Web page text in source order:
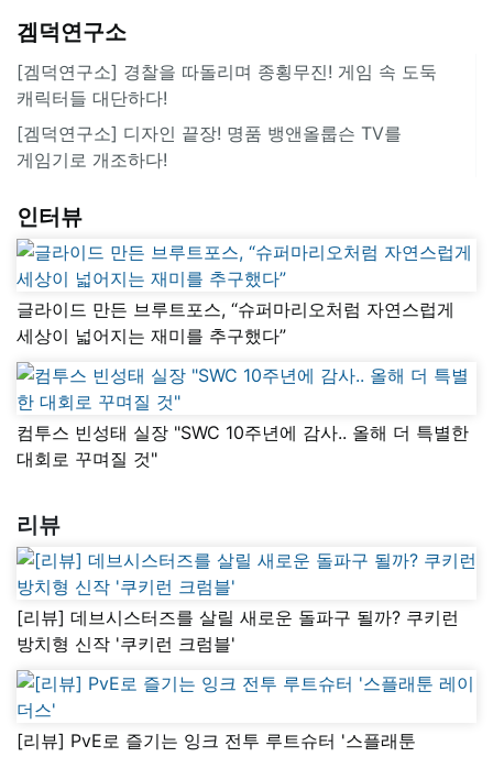
겜덕연구소
[겜덕연구소] 경찰을 따돌리며 종횡무진! 게임 속 도둑
캐릭터들 대단하다!
[겜덕연구소] 디자인 끝장! 명품 뱅앤올룹슨 TV를
게임기로 개조하다!
인터뷰
글라이드 만든 브루트포스, “슈퍼마리오처럼 자연스럽게
세상이 넓어지는 재미를 추구했다”
컴투스 빈성태 실장 "SWC 10주년에 감사.. 올해 더 특별한
대회로 꾸며질 것"
리뷰
[리뷰] 데브시스터즈를 살릴 새로운 돌파구 될까? 쿠키런
방치형 신작 '쿠키런 크럼블'
[리뷰] PvE로 즐기는 잉크 전투 루트슈터 '스플래툰